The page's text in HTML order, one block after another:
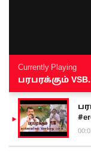
Currently Playing
பரபரக்கும்